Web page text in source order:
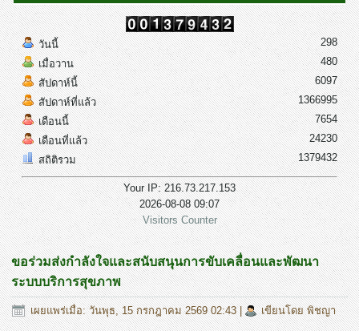
วันนี้
เมื่อวาน
สัปดาห์นี้
สัปดาห์ที่แล้ว
เดือนนี้
เดือนที่แล้ว
สถิติรวม
298
480
6097
1366995
7654
24230
1379432
Your IP: 216.73.217.153
2026-08-08 09:07
Visitors Counter
ขอร่วมส่งกำลังใจและสนับสนุนการขับเคลื่อนและพัฒนา
ระบบบริการสุขภาพ
เผยแพร่เมื่อ: วันพุธ, 15 กรกฎาคม 2569 02:43| เขียนโดย พิชญา